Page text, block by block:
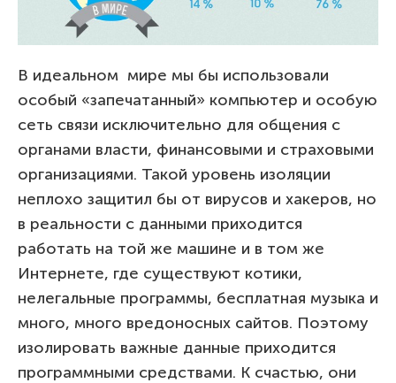
В идеальном мире мы бы использовали
особый «запечатанный» компьютер и особую
сеть связи исключительно для общения с
органами власти, финансовыми и страховыми
организациями. Такой уровень изоляции
неплохо защитил бы от вирусов и хакеров, но
в реальности с данными приходится
работать на той же машине и в том же
Интернете, где существуют котики,
нелегальные программы, бесплатная музыка и
много, много вредоносных сайтов. Поэтому
изолировать важные данные приходится
программными средствами. К счастью, они